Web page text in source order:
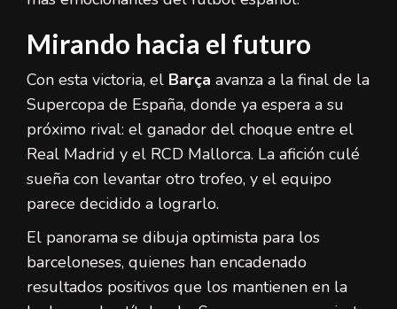
Mirando hacia el futuro
Con esta victoria, el Barça avanza a la final de la
Supercopa de España, donde ya espera a su
próximo rival: el ganador del choque entre el
Real Madrid y el RCD Mallorca. La afición culé
sueña con levantar otro trofeo, y el equipo
parece decidido a lograrlo.
El panorama se dibuja optimista para los
barceloneses, quienes han encadenado
resultados positivos que los mantienen en la